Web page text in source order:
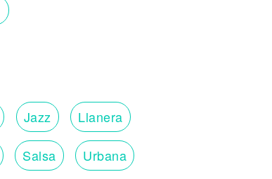
Jazz Llanera
Salsa Urbana